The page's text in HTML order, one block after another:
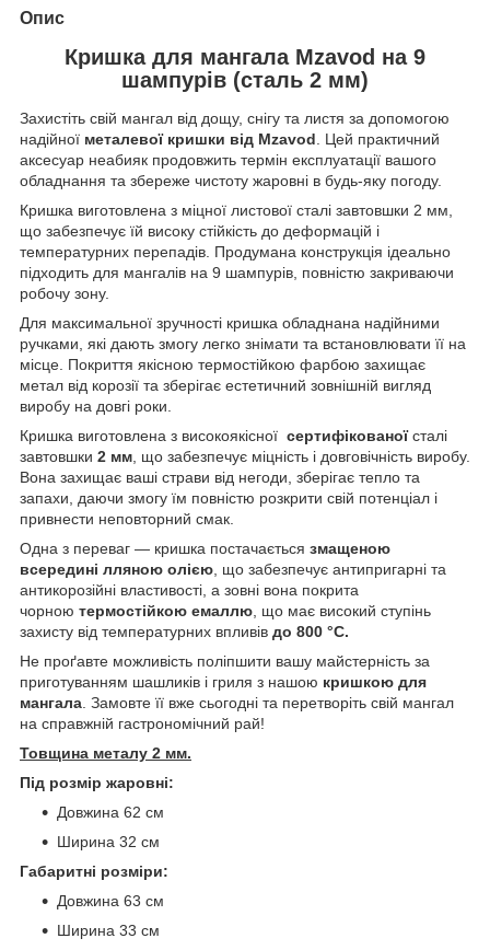
Опис
Кришка для мангала Mzavod на 9
шампурів (сталь 2 мм)
Захистіть свій мангал від дощу, снігу та листя за допомогою
надійної металевої кришки від Mzavod. Цей практичний
аксесуар неабияк продовжить термін експлуатації вашого
обладнання та збереже чистоту жаровні в будь-яку погоду.
Кришка виготовлена з міцної листової сталі завтовшки 2 мм,
що забезпечує їй високу стійкість до деформацій і
температурних перепадів. Продумана конструкція ідеально
підходить для мангалів на 9 шампурів, повністю закриваючи
робочу зону.
Для максимальної зручності кришка обладнана надійними
ручками, які дають змогу легко знімати та встановлювати її на
місце. Покриття якісною термостійкою фарбою захищає
метал від корозії та зберігає естетичний зовнішній вигляд
виробу на довгі роки.
Кришка виготовлена з високоякісної сертифікованоїсталі
завтовшки 2 мм, що забезпечує міцність і довговічність виробу.
Вона захищає ваші страви від негоди, зберігає тепло та
запахи, даючи змогу їм повністю розкрити свій потенціал і
привнести неповторний смак.
Одна з переваг — кришка постачається змащеною
всередині лляною олією, що забезпечує антипригарні та
антикорозійні властивості, а зовні вона покрита
чорною термостійкою емаллю, що має високий ступінь
захисту від температурних впливів до 800 °C.
Не проґавте можливість поліпшити вашу майстерність за
приготуванням шашликів і гриля з нашою кришкою для
мангала. Замовте її вже сьогодні та перетворіть свій мангал
на справжній гастрономічний рай!
Товщина металу 2 мм.
Під розмір жаровні:
Довжина 62 см
Ширина 32 см
Габаритні розміри:
Довжина 63 см
Ширина 33 см